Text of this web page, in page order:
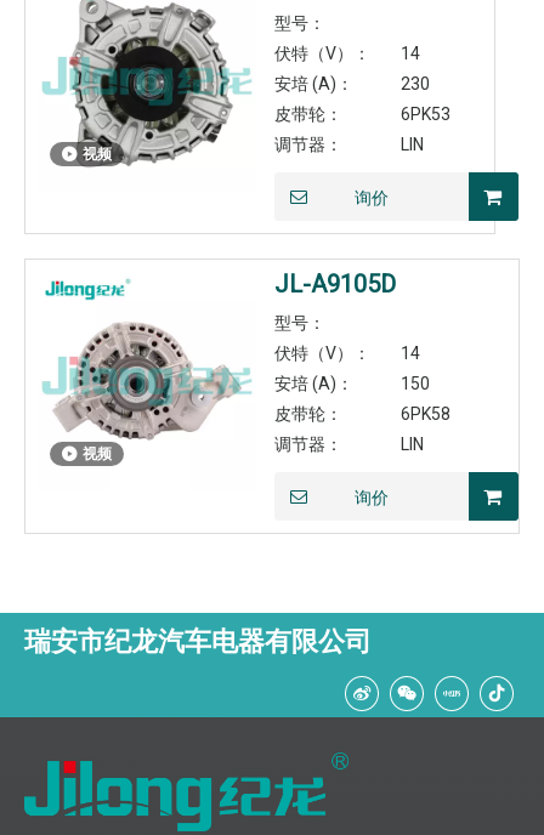
视频
型号：
伏特（V）：
14
安培 (A)：
230
皮带轮：
6PK53
调节器：
LIN
询价
视频
JL-A9105D
型号：
伏特（V）：
14
安培 (A)：
150
皮带轮：
6PK58
调节器：
LIN
询价
瑞安市纪龙汽车电器有限公司